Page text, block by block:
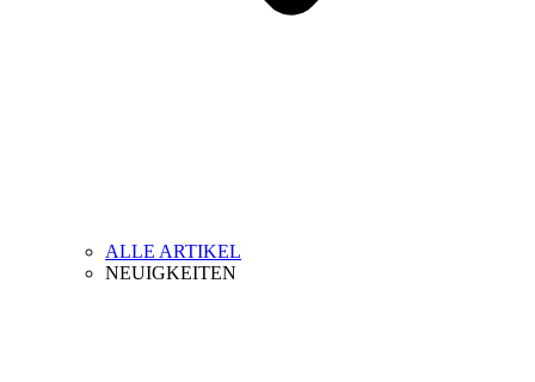
ALLE ARTIKEL
NEUIGKEITEN